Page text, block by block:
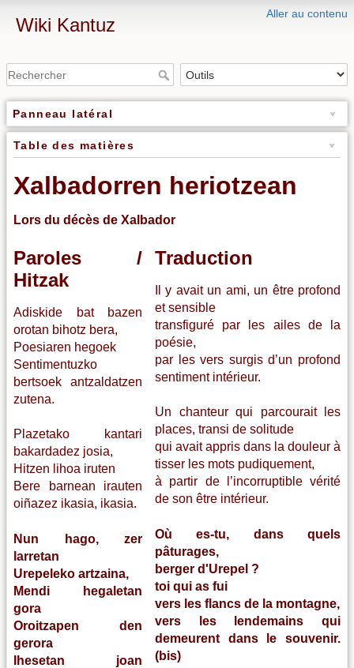
Aller au contenu
Wiki Kantuz
Panneau latéral
Table des matières
Xalbadorren heriotzean
Lors du décès de Xalbador
Paroles /
Hitzak
Adiskide bat bazen
orotan bihotz bera,
Poesiaren hegoek
Sentimentuzko
bertsoek antzaldatzen
zutena.
Plazetako kantari
bakardadez josia,
Hitzen lihoa iruten
Bere barnean irauten
oiñazez ikasia, ikasia.
Nun hago, zer
larretan
Urepeleko artzaina,
Mendi hegaletan
gora
Oroitzapen den
gerora
Ihesetan joan
Traduction
Il y avait un ami, un être profond
et sensible
transfiguré par les ailes de la
poésie,
par les vers surgis d’un profond
sentiment intérieur.
Un chanteur qui parcourait les
places, transi de solitude
qui avait appris dans la douleur à
tisser les mots pudiquement,
à partir de l’incorruptible vérité
de son être intérieur.
Où es-tu, dans quels
pâturages,
berger d'Urepel ?
toi qui as fui
vers les flancs de la montagne,
vers les lendemains qui
demeurent dans le souvenir.
(bis)